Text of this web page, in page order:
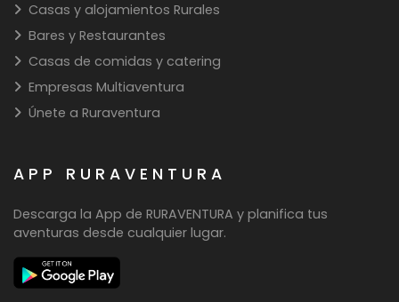
Casas y alojamientos Rurales
Bares y Restaurantes
Casas de comidas y catering
Empresas Multiaventura
Únete a Ruraventura
APP RURAVENTURA
Descarga la App de RURAVENTURA y planifica tus
aventuras desde cualquier lugar.